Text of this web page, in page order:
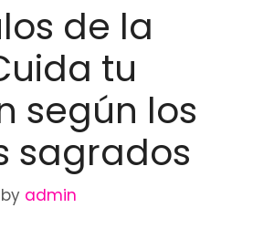
de la
tu
según los
sagrados
by admin